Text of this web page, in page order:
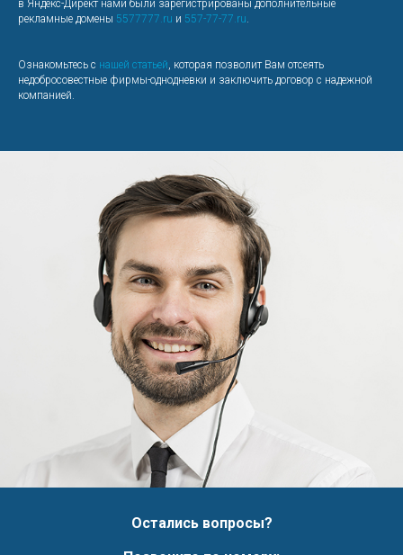
в Яндекс-Директ нами были зарегистрированы дополнительные
рекламные домены 5577777.ru и 557-77-77.ru.
Ознакомьтесь с нашей статьей, которая позволит Вам отсеять
недобросовестные фирмы-однодневки и заключить договор с надежной
компанией.
Остались вопросы?